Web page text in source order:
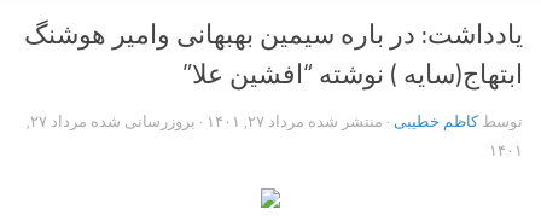
یادداشت: در باره سیمین بهبهانی وامیر هوشنگ
ابتهاج(سایه ) نوشته “افشین علا”
توسطکاظم خطیبی · منتشر شده مرداد ۲۷, ۱۴۰۱ · بروزرسانی شده
مرداد ۲۷,
۱۴۰۱